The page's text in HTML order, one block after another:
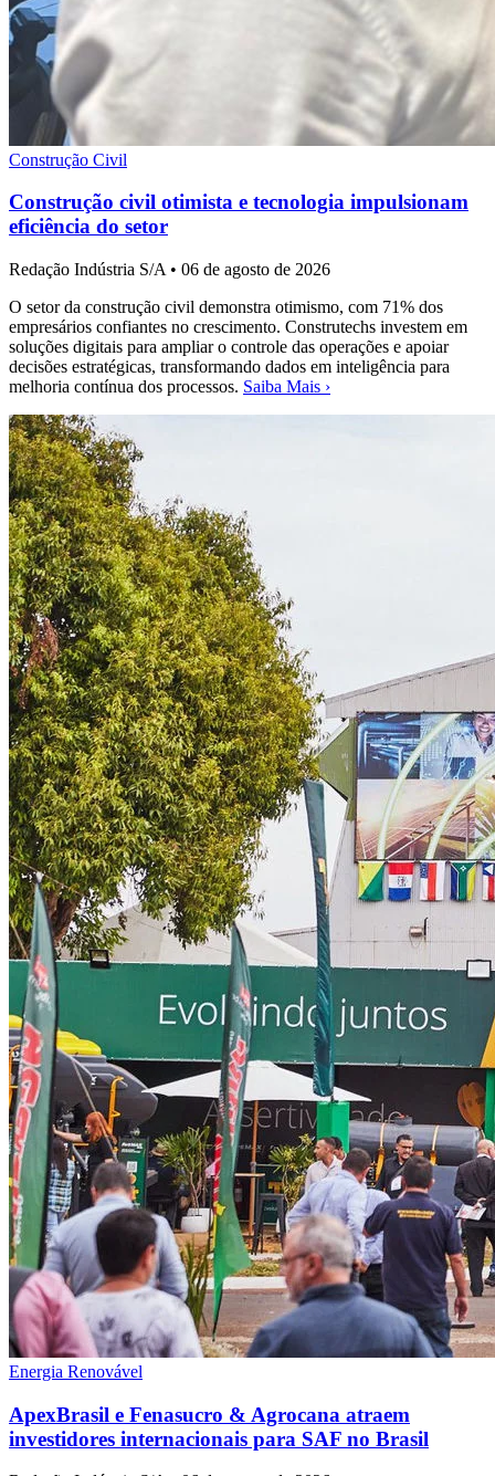
Construção Civil
Construção civil otimista e tecnologia impulsionam
eficiência do setor
Redação Indústria S/A • 06 de agosto de 2026
O setor da construção civil demonstra otimismo, com 71% dos
empresários confiantes no crescimento. Construtechs investem em
soluções digitais para ampliar o controle das operações e apoiar
decisões estratégicas, transformando dados em inteligência para
melhoria contínua dos processos. Saiba Mais ›
Energia Renovável
ApexBrasil e Fenasucro & Agrocana atraem
investidores internacionais para SAF no Brasil